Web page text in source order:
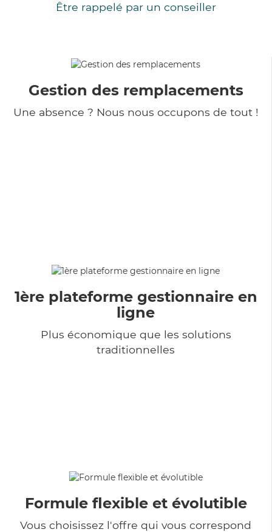
Être rappelé par un conseiller
Gestion des remplacements
Une absence ? Nous nous occupons de tout !
1ère plateforme gestionnaire en
ligne
Plus économique que les solutions
traditionnelles
Formule flexible et évolutible
Vous choisissez l'offre qui vous correspond